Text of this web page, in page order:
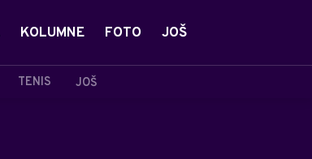
TENIS JOŠ
KOLUMNE FOTO JOŠ